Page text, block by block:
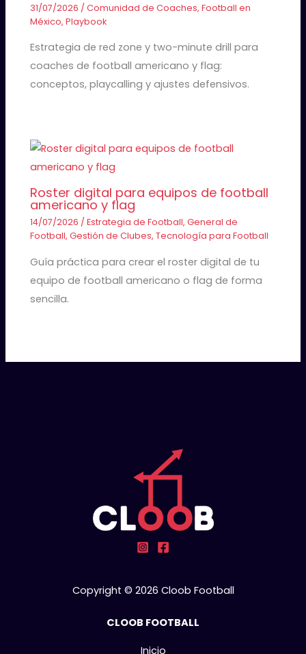
31/07/2026 /Comunidad de Coaches,Football en
México,Playbook
Estrategia de red zone y two-minute drill para
coaches de football americano y flag:
conceptos, playcalling y ajustes defensivos.
Roster digital para equipos de football
americano y flag
14/07/2026 /Estrategia de Football,General de
Football,Gestión de Clubes,Tecnología para Football
Guía práctica para crear el roster digital de tu
equipo de football americano o flag de forma
sencilla.
Copyright © 2026 Cloob Football
CLOOB FOOTBALL
Inicio